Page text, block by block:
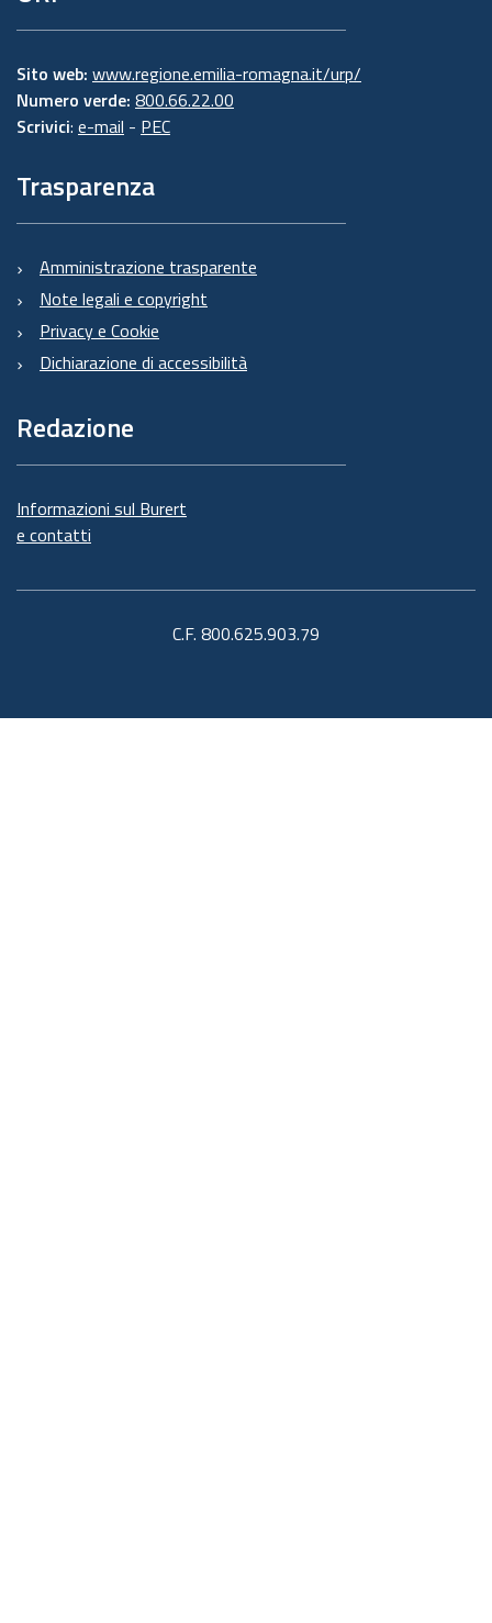
Sito web: www.regione.emilia-romagna.it/urp/
Numero verde: 800.66.22.00
Scrivici: e-mail - PEC
Trasparenza
Amministrazione trasparente
Note legali e copyright
Privacy e Cookie
Dichiarazione di accessibilità
Redazione
Informazioni sul Burert
e contatti
C.F. 800.625.903.79